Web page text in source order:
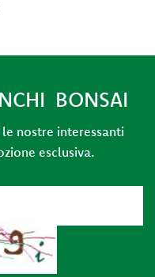
BONSAI
nostre interessanti
esclusiva.